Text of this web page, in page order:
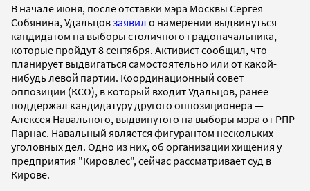
В начале июня, после отставки мэра Москвы Сергея
Собянина, Удальцовзаявил о намерении выдвинуться
кандидатом на выборы столичного градоначальника,
которые пройдут 8 сентября. Активист сообщил, что
планирует выдвигаться самостоятельно или от какой-
нибудь левой партии. Координационный совет
оппозиции (КСО), в который входит Удальцов, ранее
поддержал кандидатуру другого оппозиционера —
Алексея Навального, выдвинутого на выборы мэра от РПР-
Парнас. Навальный является фигурантом нескольких
уголовных дел. Одно из них, об организации хищения у
предприятия "Кировлес", сейчас рассматривает суд в
Кирове.